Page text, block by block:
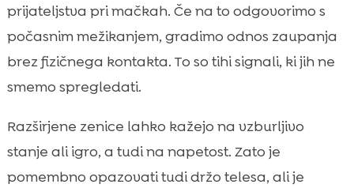
prijateljstva pri mačkah. Če na to odgovorimo s
počasnim mežikanjem, gradimo odnos zaupanja
brez fizičnega kontakta. To so tihi signali, ki jih ne
smemo spregledati.
Razširjene zenice lahko kažejo na vzburljivo
stanje ali igro, a tudi na napetost. Zato je
pomembno opazovati tudi držo telesa, ali je